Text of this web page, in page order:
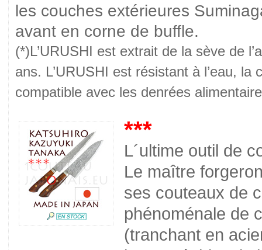
les couches extérieures
avant en corne de buffle.
(*)L’URUSHI est extrait de la sève de
ans. L’URUSHI est résistant à l’eau,
compatible avec les denrées
***
L´ultime outil de
Le maître
ses couteaux de
phénoménale de
(tranchant en